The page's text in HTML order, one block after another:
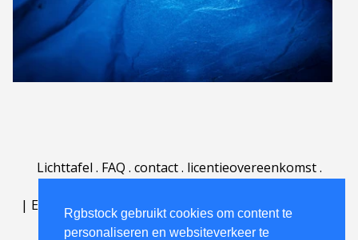
Rgbstock gebruikt cookies om content te
personaliseren en websiteverkeer te
Lichttafel . FAQ . contact. licentieovereenkomst.
| English | Deutsch Español | Português
Nederlands|